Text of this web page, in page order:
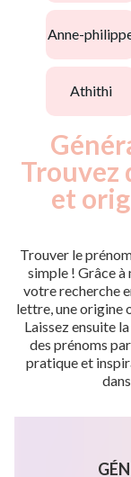
anne-
athithi
Trouvez
et
Trouver le
simple ! Grâce à
votre recherche
lettre, une origine
Laissez ensuite
des prénoms
pratique et